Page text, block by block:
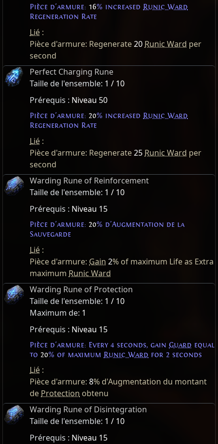
Pièce d'armure: 16% increased Runic Ward
Regeneration Rate
Lié :
Pièce d'armure: Regenerate20 Runic Ward per
second
Perfect Charging Rune
Taille de l'ensemble: 1 / 10
Prérequis : Niveau 50
Pièce d'armure: 20% increased Runic Ward
Regeneration Rate
Lié :
Pièce d'armure: Regenerate25 Runic Ward per
second
Warding Rune of Reinforcement
Taille de l'ensemble: 1 / 10
Prérequis : Niveau 15
Pièce d'armure: 20% d'Augmentation de la
Sauvegarde
Lié :
Pièce d'armure: Gain 2% of maximum Life as Extra
maximum Runic Ward
Warding Rune of Protection
Taille de l'ensemble: 1 / 10
Maximum de: 1
Prérequis : Niveau 15
Pièce d'armure: Every 4 seconds, gain Guard equal
to 20% of maximum Runic Ward for 2 seconds
Lié :
Pièce d'armure: 8% d'Augmentation du montant
deProtection obtenu
Warding Rune of Disintegration
Taille de l'ensemble: 1 / 10
Prérequis : Niveau 15